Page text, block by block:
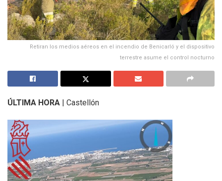
Retiran los medios aéreos en el incendio de Benicarló y el dispositivo
terrestre asume el control nocturno
ÚLTIMA HORA | Castellón